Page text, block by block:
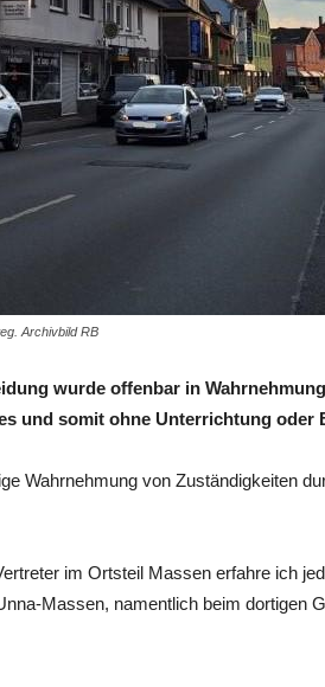
Archivbild RB
wurde offenbar in
und somit ohne Unterrichtung oder
Wahrnehmung von Zuständigkeiten
im Ortsteil Massen erfahre ich
Massen, namentlich beim dortigen